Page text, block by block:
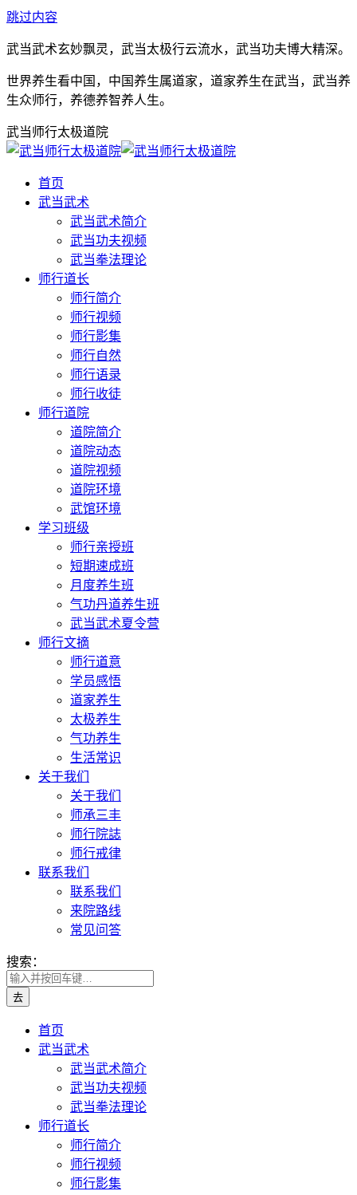
跳过内容
武当武术玄妙飘灵，武当太极行云流水，武当功夫博大精深。
世界养生看中国，中国养生属道家，道家养生在武当，武当养
生众师行，养德养智养人生。
武当师行太极道院
首页
武当武术
武当武术简介
武当功夫视频
武当拳法理论
师行道长
师行简介
师行视频
师行影集
师行自然
师行语录
师行收徒
师行道院
道院简介
道院动态
道院视频
道院环境
武馆环境
学习班级
师行亲授班
短期速成班
月度养生班
气功丹道养生班
武当武术夏令营
师行文摘
师行道意
学员感悟
道家养生
太极养生
气功养生
生活常识
关于我们
关于我们
师承三丰
师行院誌
师行戒律
联系我们
联系我们
来院路线
常见问答
搜索：
首页
武当武术
武当武术简介
武当功夫视频
武当拳法理论
师行道长
师行简介
师行视频
师行影集